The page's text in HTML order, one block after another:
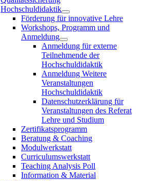
Hochschuldidaktik
Förderung für innovative Lehre
Workshops, Programm und
Anmeldung
Anmeldung für externe
Teilnehmende der
Hochschuldidaktik
Anmeldung Weitere
Veranstaltungen
Hochschuldidaktik
Datenschutzerklärung für
Veranstaltungen des Referat
Lehre und Studium
Zertifikatsprogramm
Beratung & Coaching
Modulwerkstatt
Curriculumswerkstatt
Teaching Analysis Poll
Information & Material